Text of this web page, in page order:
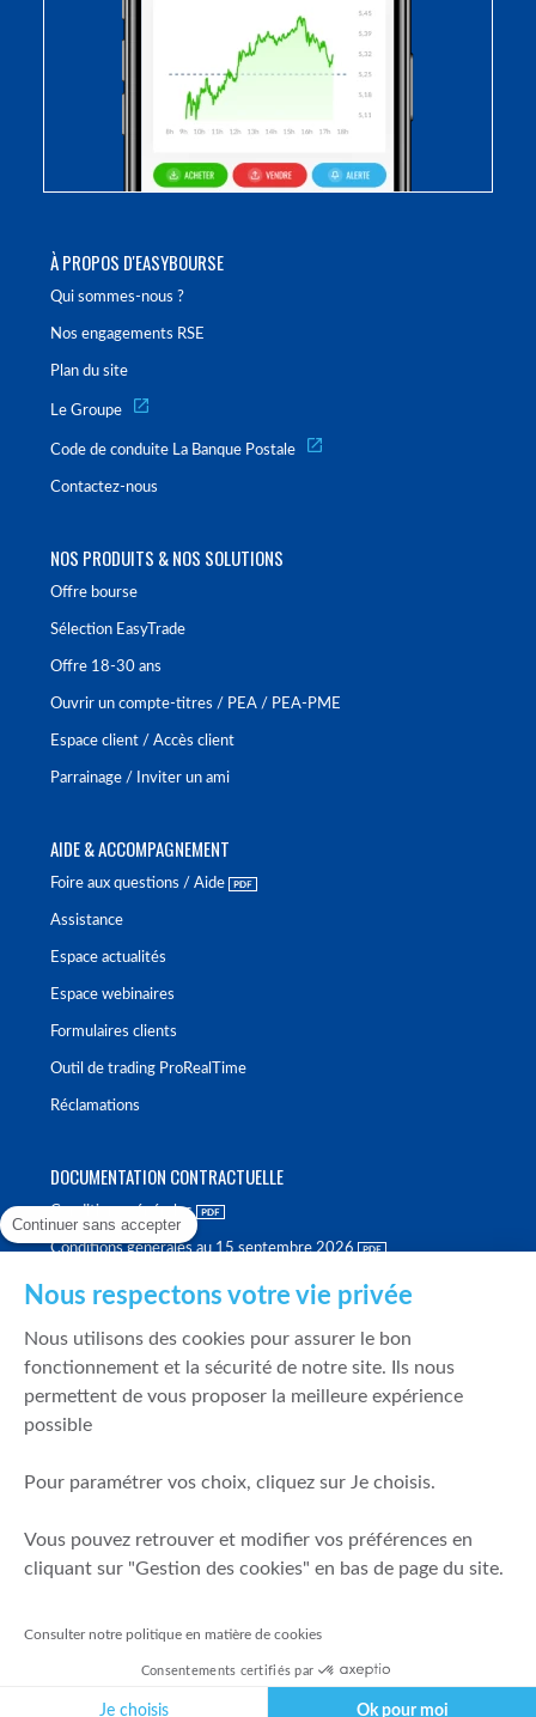
À PROPOS D'EASYBOURSE
Qui sommes-nous ?
Nos engagements RSE
Plan du site
Le Groupe
Code de conduite La Banque Postale
Contactez-nous
NOS PRODUITS & NOS SOLUTIONS
Offre bourse
Sélection EasyTrade
Offre 18-30 ans
Ouvrir un compte-titres / PEA / PEA-PME
Espace client / Accès client
Parrainage / Inviter un ami
AIDE & ACCOMPAGNEMENT
Foire aux questions / Aide
Assistance
Espace actualités
Espace webinaires
Formulaires clients
Outil de trading ProRealTime
Réclamations
DOCUMENTATION CONTRACTUELLE
Conditions générales
Conditions générales au 15 septembre 2026
Politique de meilleure sélection
Politique de durabilité
Fonds de garantie des dépôts et de résolution
Mentions légales
Prévention de la fraude
Politique de gestion des conflits d'intérêts
Continuer sans accepter
Nous respectons votre vie privée
Nous utilisons des cookies pour assurer le bon
fonctionnement et la sécurité de notre site. Ils nous
permettent de vous proposer la meilleure expérience
possible
Pour paramétrer vos choix, cliquez sur Je choisis.
Vous pouvez retrouver et modifier vos préférences en
cliquant sur "Gestion des cookies" en bas de page du site.
Consulter notre politique en matière de cookies
Consentements certifiés par
Je choisis Ok pour moi